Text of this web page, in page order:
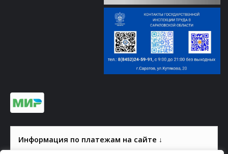
Информация по платежам на сайте ↓